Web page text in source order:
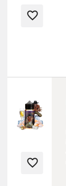
favorite_border
favorite_border